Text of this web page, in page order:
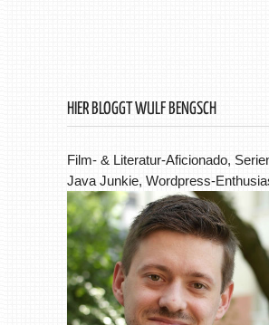
HIER BLOGGT WULF BENGSCH
Film- & Literatur-Aficionado,
Java Junkie, Wordpress-